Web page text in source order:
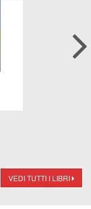
VEDI TUTTI I LIBRI